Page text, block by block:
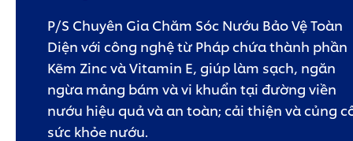
P/S Chuyên Gia Chăm Sóc Nướu Bảo Vệ Toàn
Diện với công nghệ từ Pháp chứa thành phần
Kẽm Zinc và Vitamin E, giúp làm sạch, ngăn
ngừa mảng bám và vi khuẩn tại đường viền
nướu hiệu quả và an toàn; cải thiện và củng
sức khỏe nướu.